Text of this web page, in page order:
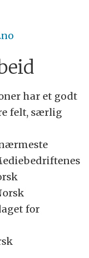
har et godt
felt, særlig
for